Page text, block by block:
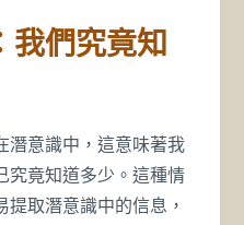
我們究竟知
潛意識中，這意味著我
究竟知道多少。這種情
取潛意識中的信息，